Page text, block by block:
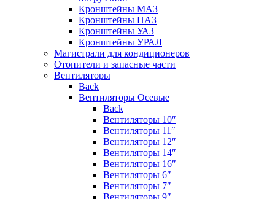
Кронштейны МАЗ
Кронштейны ПАЗ
Кронштейны УАЗ
Кронштейны УРАЛ
Магистрали для кондиционеров
Отопители и запасные части
Вентиляторы
Back
Вентиляторы Осевые
Back
Вентиляторы 10″
Вентиляторы 11″
Вентиляторы 12″
Вентиляторы 14″
Вентиляторы 16″
Вентиляторы 6″
Вентиляторы 7″
Вентиляторы 9″